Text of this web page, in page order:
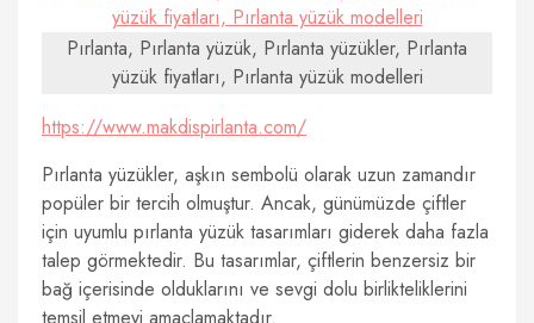
Pırlanta, Pırlanta yüzük, Pırlanta yüzükler, Pırlanta
yüzük fiyatları, Pırlanta yüzük modelleri
https://www.makdispirlanta.com/
Pırlanta yüzükler, aşkın sembolü olarak uzun zamandır
popüler bir tercih olmuştur. Ancak, günümüzde çiftler
için uyumlu pırlanta yüzük tasarımları giderek daha fazla
talep görmektedir. Bu tasarımlar, çiftlerin benzersiz bir
bağ içerisinde olduklarını ve sevgi dolu birlikteliklerini